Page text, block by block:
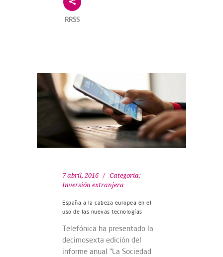
RRSS
7 abril, 2016
Categoría:
Inversión extranjera
España a la cabeza europea en el
uso de las nuevas tecnologías
Telefónica ha presentado la
decimosexta edición del
informe anual “La Sociedad